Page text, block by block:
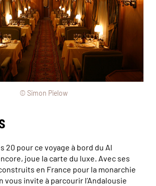
© Simon Pielow
20 pour ce voyage à bord du Al
joue la carte du luxe. Avec ses
en France pour la monarchie
vous invite à parcourir l’Andalousie